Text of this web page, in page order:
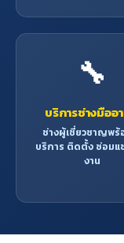
🔧
บริการช่างมืออ
ช่างผู้เชี่ยวชาญพร้
บริการ ติดตั้ง ซ่อมแ
งาน